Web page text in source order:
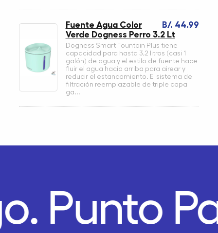
B/. 44.99
Fuente Agua Color
Verde Dogness Perro 3.2 Lt
Dogness Smart Fountain Plus tiene
capacidad para hasta 3,2 litros (casi 1
galón) de agua y el estilo de fuente hace
fluir el agua hacia arriba para airear y
reducir el estancamiento. El sistema de
filtración reemplazable de triple capa
ga...
Punto